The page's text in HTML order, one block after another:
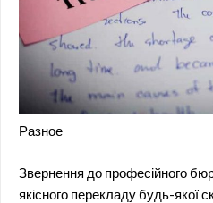
Разное
Звернення до професійного
якісного перекладу будь-якої